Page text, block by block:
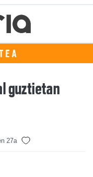
guztietan
27a